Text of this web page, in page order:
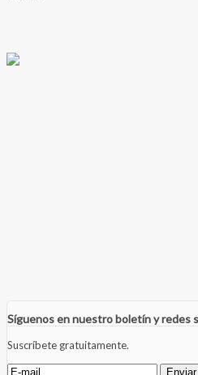
Síguenos en nuestro boletín y redes
Suscríbete gratuitamente.